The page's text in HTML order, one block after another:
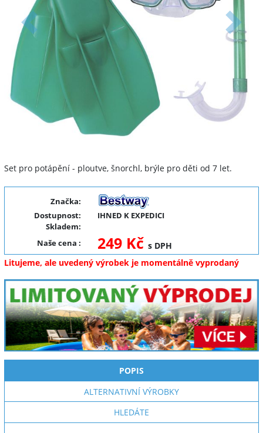
Předchozí Další
Set pro potápění - ploutve, šnorchl, brýle pro děti od 7 let.
Značka:
Dostupnost:
IHNED K EXPEDICI
Skladem:
Naše cena : 249 Kč s DPH
Litujeme, ale uvedený výrobek je momentálně vyprodaný
POPIS
ALTERNATIVNÍ VÝROBKY
HLEDÁTE